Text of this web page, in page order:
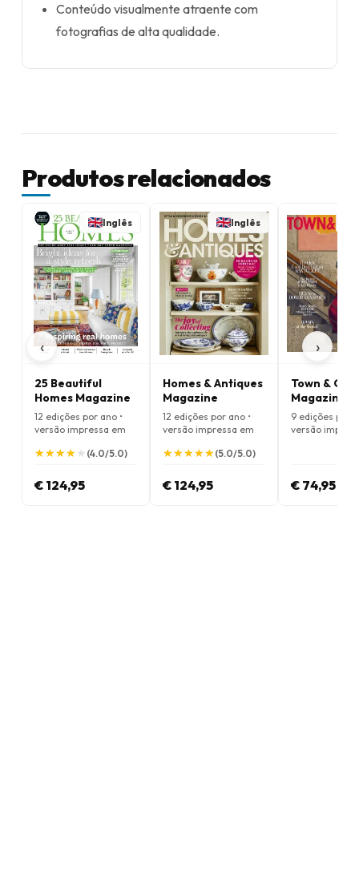
Conteúdo visualmente atraente com
fotografias de alta qualidade.
Produtos relacionados
‹
Inglês
25 Beautiful
Homes Magazine
12 edições por ano •
versão impressa em
★
★★
★★
★★
★★
★ (4.0/5.0)
€ 124,95
Inglês
Homes & Antiques
Magazine
12 edições por ano •
versão impressa em
★
★★
★★
★★
★★
★(5.0/5.0)
€ 124,95
Town &
Magazine
9 edições por
versão
€ 74,95
›